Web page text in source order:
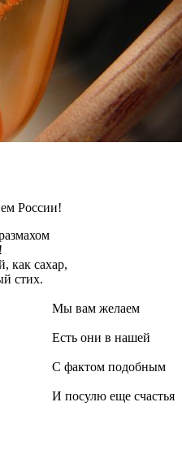
России!
как сахар,
стих.
в нашей
счастья